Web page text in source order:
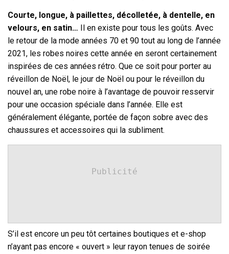
Courte, longue, à paillettes, décolletée, à dentelle, en
velours, en satin… Il en existe pour tous les goûts. Avec
le retour de la mode années 70 et 90 tout au long de l’année
2021, les robes noires cette année en seront certainement
inspirées de ces années rétro. Que ce soit pour porter au
réveillon de Noël, le jour de Noël ou pour le réveillon du
nouvel an, une robe noire à l’avantage de pouvoir resservir
pour une occasion spéciale dans l’année. Elle est
généralement élégante, portée de façon sobre avec des
chaussures et accessoires qui la subliment.
Publicité
S’il est encore un peu tôt certaines boutiques et e-shop
n’ayant pas encore « ouvert » leur rayon tenues de soirée